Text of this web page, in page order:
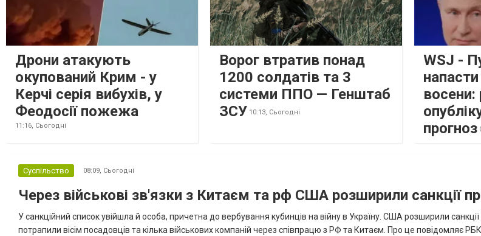
Дрони атакують
окупований Крим - у
Керчі серія вибухів, у
Феодосії пожежа
11:16, Сьогодні
Ворог втратив понад
1200 солдатів та 3
системи ППО — Генштаб
ЗСУ 10:13, Сьогодні
WSJ -
прогноз
Суспільство 08:09, Сьогодні
Через військові зв'язки з Китаєм та рф США розширили санкції
У санкційний список увійшла й особа, причетна до вербування кубинців на війну в Україну. США розширили
потрапили вісім посадовців та кілька військових компаній через співпрацю з РФ та Китаєм. Про це повідомляє